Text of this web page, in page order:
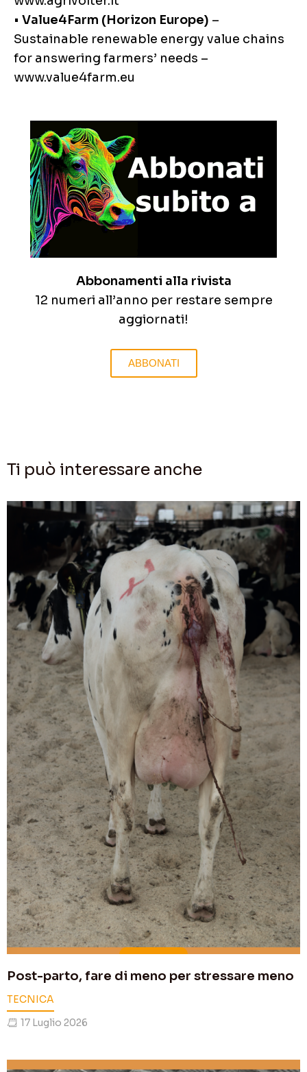
• Value4Farm (Horizon Europe) –
Sustainable renewable energy value chains
for answering farmers’ needs –
www.value4farm.eu
Abbonamenti alla rivista
12 numeri all’anno per restare sempre
aggiornati!
ABBONATI
Ti può interessare anche
Post-parto, fare di meno per stressare meno
TECNICA
17 Luglio 2026